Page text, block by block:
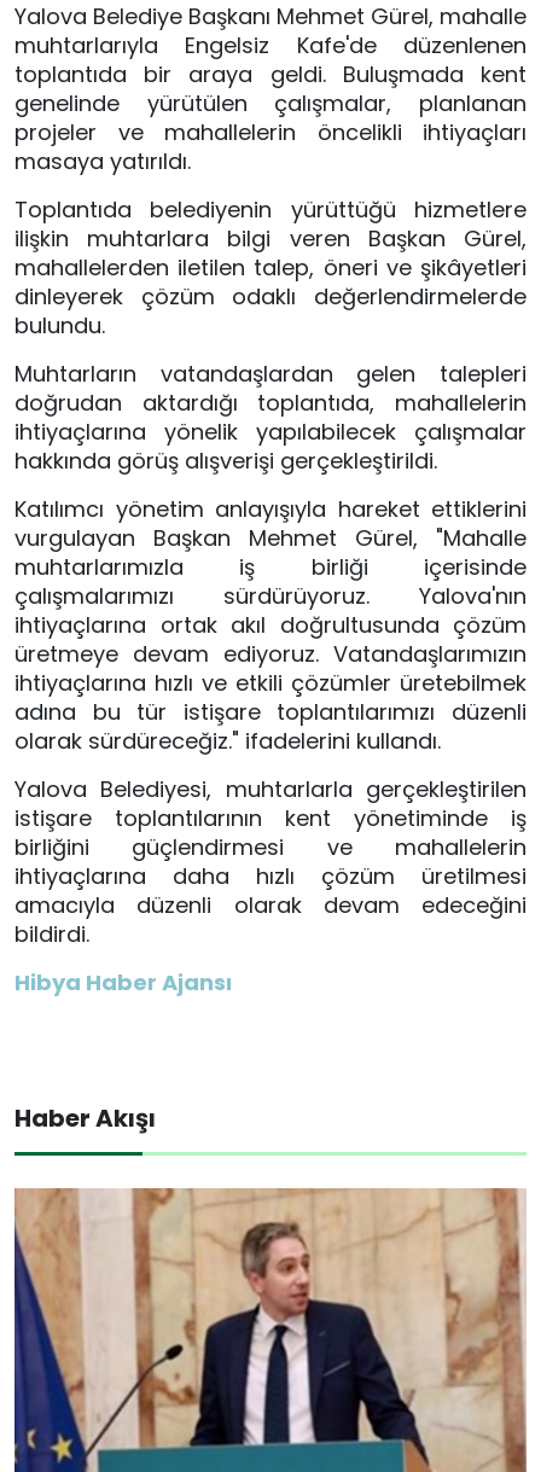
Yalova Belediye Başkanı Mehmet Gürel, mahalle
muhtarlarıyla Engelsiz Kafe'de düzenlenen
toplantıda bir araya geldi. Buluşmada kent
genelinde yürütülen çalışmalar, planlanan
projeler ve mahallelerin öncelikli ihtiyaçları
masaya yatırıldı.
Toplantıda belediyenin yürüttüğü hizmetlere
ilişkin muhtarlara bilgi veren Başkan Gürel,
mahallelerden iletilen talep, öneri ve şikâyetleri
dinleyerek çözüm odaklı değerlendirmelerde
bulundu.
Muhtarların vatandaşlardan gelen talepleri
doğrudan aktardığı toplantıda, mahallelerin
ihtiyaçlarına yönelik yapılabilecek çalışmalar
hakkında görüş alışverişi gerçekleştirildi.
Katılımcı yönetim anlayışıyla hareket ettiklerini
vurgulayan Başkan Mehmet Gürel, "Mahalle
muhtarlarımızla iş birliği içerisinde
çalışmalarımızı sürdürüyoruz. Yalova'nın
ihtiyaçlarına ortak akıl doğrultusunda çözüm
üretmeye devam ediyoruz. Vatandaşlarımızın
ihtiyaçlarına hızlı ve etkili çözümler üretebilmek
adına bu tür istişare toplantılarımızı düzenli
olarak sürdüreceğiz." ifadelerini kullandı.
Yalova Belediyesi, muhtarlarla gerçekleştirilen
istişare toplantılarının kent yönetiminde iş
birliğini güçlendirmesi ve mahallelerin
ihtiyaçlarına daha hızlı çözüm üretilmesi
amacıyla düzenli olarak devam edeceğini
bildirdi.
Hibya Haber Ajansı
Haber Akışı